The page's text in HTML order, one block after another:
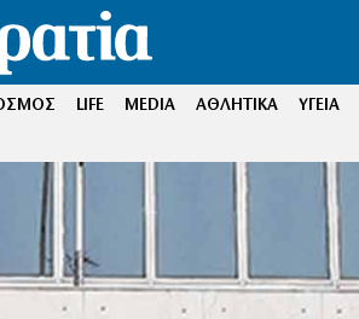
LIFE MEDIA ΑΘΛΗΤΙΚΑ ΥΓΕΙΑ